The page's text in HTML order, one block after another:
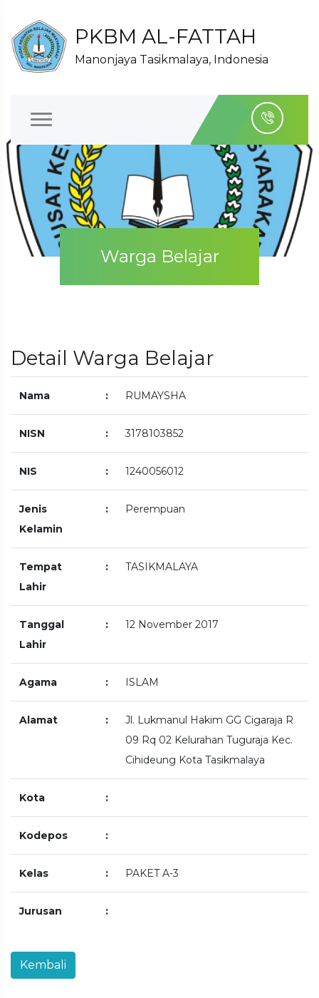
PKBM AL-FATTAH
Manonjaya Tasikmalaya, Indonesia
Warga Belajar
Detail Warga Belajar
Nama : RUMAYSHA
NISN : 3178103852
NIS : 1240056012
Jenis
Kelamin
: Perempuan
Tempat
Lahir
: TASIKMALAYA
Tanggal
Lahir
: 12 November 2017
Agama : ISLAM
Alamat :
Jl. Lukmanul Hakim GG Cigaraja R
09 Rq 02 Kelurahan Tuguraja Kec.
Cihideung Kota Tasikmalaya
Kota :
Kodepos :
Kelas : PAKET A-3
Jurusan :